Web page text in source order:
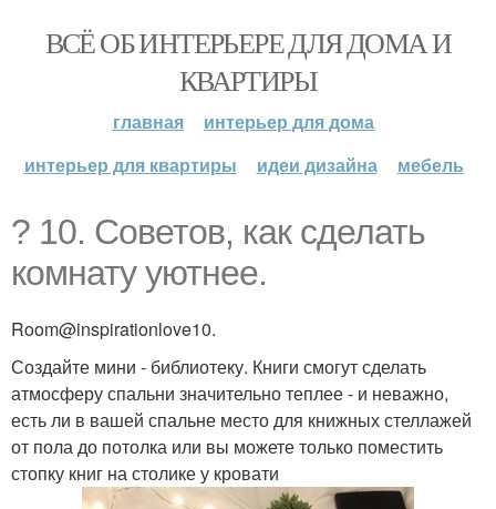
ВСЁ ОБ ИНТЕРЬЕРЕ ДЛЯ ДОМА И
КВАРТИРЫ
главная
интерьер для дома
интерьер для квартиры
идеи дизайна мебель
? 10. Советов, как сделать
комнату уютнее.
Room@inspirationlove10.
Создайте мини - библиотеку. Книги смогут сделать
атмосферу спальни значительно теплее - и неважно,
есть ли в вашей спальне место для книжных стеллажей
от пола до потолка или вы можете только поместить
стопку книг на столике у кровати